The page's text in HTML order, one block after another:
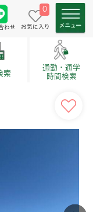
わせ
0
お気に入り
索
通勤・通学
時間検索